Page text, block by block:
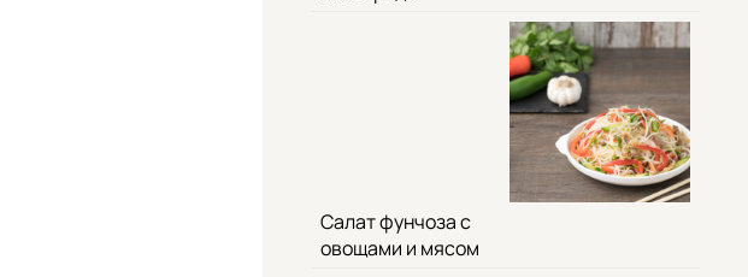
Салат фунчоза с
овощами и мясом